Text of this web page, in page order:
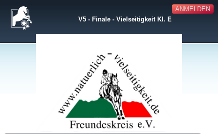
ANMELDEN
V5 - Finale - Vielseitigkeit Kl. E